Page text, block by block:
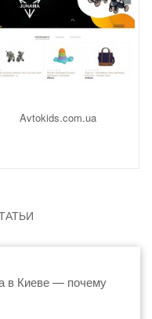
Avtokids.com.ua
в Киеве — почему